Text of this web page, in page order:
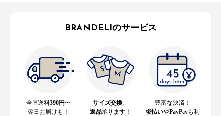
BRANDELIのサービス
全国送料390円〜
翌日お届けも！
サイズ交換
返品承ります！
豊富な決済！
後払いやPayPayも利